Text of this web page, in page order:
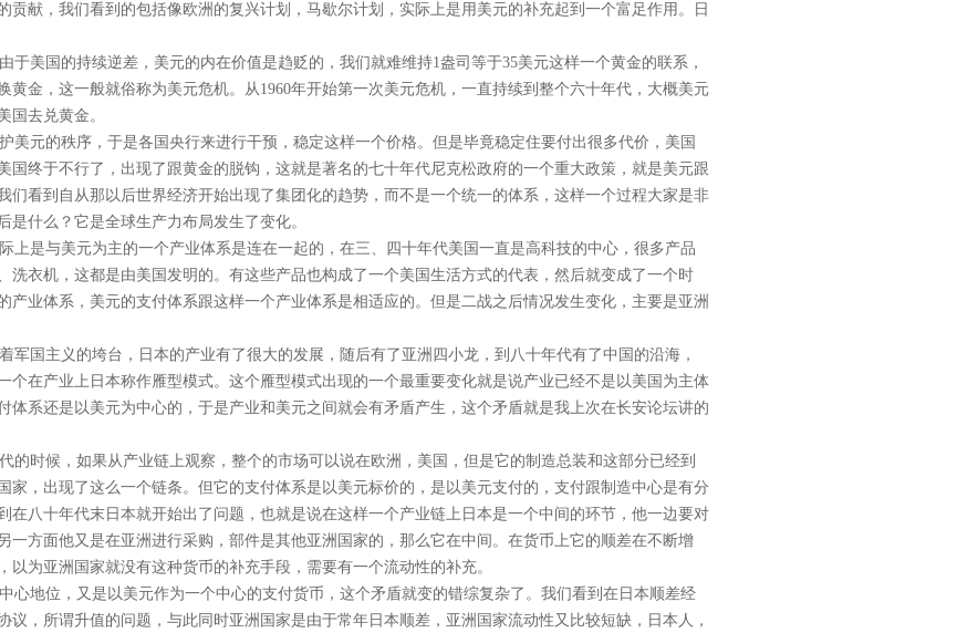
贡献，我们看到的包括像欧洲的复兴计划，马歇尔计划，实际上是用美元的补充起到一个富足作用。日
美国的持续逆差，美元的内在价值是趋贬的，我们就难维持1盎司等于35美元这样一个黄金的联系，
黄金，这一般就俗称为美元危机。从1960年开始第一次美元危机，一直持续到整个六十年代，大概美元
国去兑黄金。
元的秩序，于是各国央行来进行干预，稳定这样一个价格。但是毕竟稳定住要付出很多代价，美国
国终于不行了，出现了跟黄金的脱钩，这就是著名的七十年代尼克松政府的一个重大政策，就是美元跟
们看到自从那以后世界经济开始出现了集团化的趋势，而不是一个统一的体系，这样一个过程大家是非
什么？它是全球生产力布局发生了变化。
是与美元为主的一个产业体系是连在一起的，在三、四十年代美国一直是高科技的中心，很多产品
洗衣机，这都是由美国发明的。有这些产品也构成了一个美国生活方式的代表，然后就变成了一个时
产业体系，美元的支付体系跟这样一个产业体系是相适应的。但是二战之后情况发生变化，主要是亚洲
国主义的垮台，日本的产业有了很大的发展，随后有了亚洲四小龙，到八十年代有了中国的沿海，
个在产业上日本称作雁型模式。这个雁型模式出现的一个最重要变化就是说产业已经不是以美国为主体
体系还是以美元为中心的，于是产业和美元之间就会有矛盾产生，这个矛盾就是我上次在长安论坛讲的
时候，如果从产业链上观察，整个的市场可以说在欧洲，美国，但是它的制造总装和这部分已经到
家，出现了这么一个链条。但它的支付体系是以美元标价的，是以美元支付的，支付跟制造中心是有分
在八十年代末日本就开始出了问题，也就是说在这样一个产业链上日本是一个中间的环节，他一边要对
一方面他又是在亚洲进行采购，部件是其他亚洲国家的，那么它在中间。在货币上它的顺差在不断增
为亚洲国家就没有这种货币的补充手段，需要有一个流动性的补充。
地位，又是以美元作为一个中心的支付货币，这个矛盾就变的错综复杂了。我们看到在日本顺差经
议，所谓升值的问题，与此同时亚洲国家是由于常年日本顺差，亚洲国家流动性又比较短缺，日本人，